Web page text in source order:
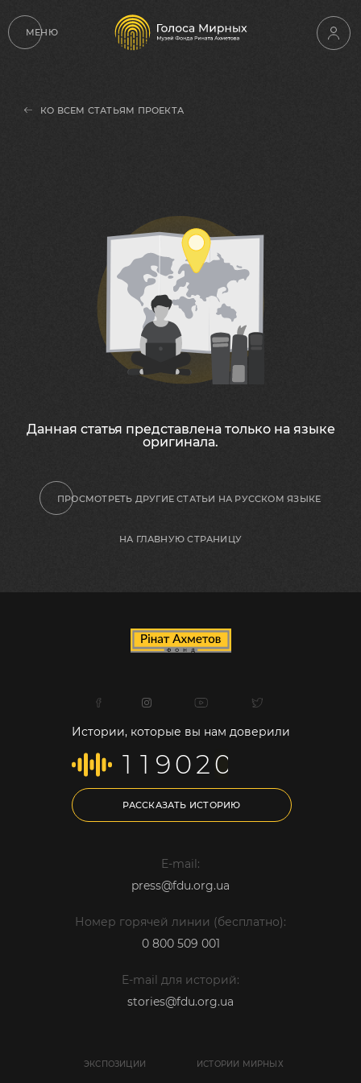
МЕНЮ
КО ВСЕМ СТАТЬЯМ ПРОЕКТА
Данная статья представлена ​​только на языке
оригинала.
ПРОСМОТРЕТЬ ДРУГИЕ СТАТЬИ НА РУССКОМ ЯЗЫКЕ
НА ГЛАВНУЮ СТРАНИЦУ
Истории, которые вы нам доверили
1 1 9020
РАССКАЗАТЬ ИСТОРИЮ
E-mail:
press@fdu.org.ua
Номер горячей линии (бесплатно):
0 800 509 001
E-mail для историй:
stories@fdu.org.ua
ЭКСПОЗИЦИИ ИСТОРИИ МИРНЫХ